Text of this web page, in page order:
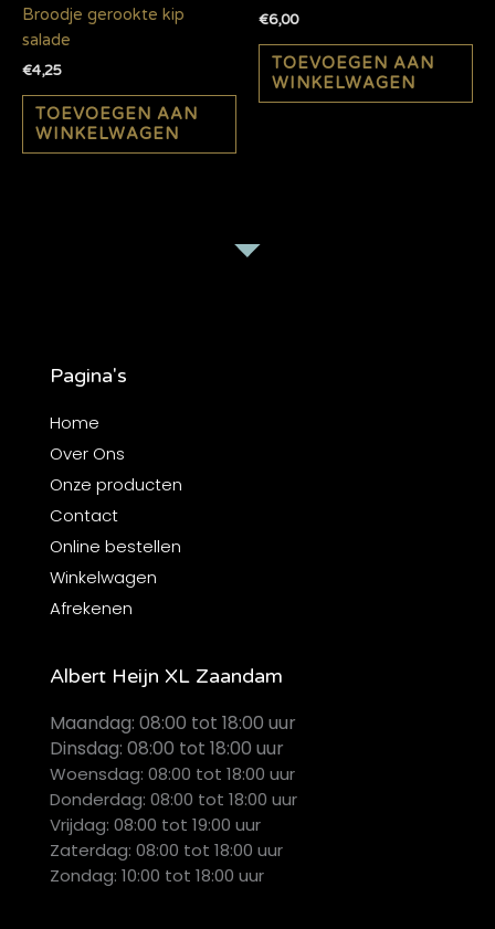
Broodje gerookte kip
salade
€4,25
TOEVOEGEN AAN
WINKELWAGEN
€6,00
TOEVOEGEN AAN
WINKELWAGEN
Pagina's
Home
Over Ons
Onze producten
Contact
Online bestellen
Winkelwagen
Afrekenen
Albert Heijn XL Zaandam
Maandag: 08:00 tot 18:00 uur
Dinsdag: 08:00 tot 18:00 uur
Woensdag: 08:00 tot 18:00 uur
Donderdag: 08:00 tot 18:00 uur
Vrijdag: 08:00 tot 19:00 uur
Zaterdag: 08:00 tot 18:00 uur
Zondag: 10:00 tot 18:00 uur